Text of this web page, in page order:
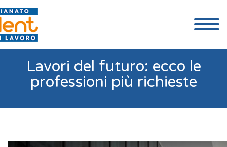
Lavori del futuro: ecco le
professioni più richieste